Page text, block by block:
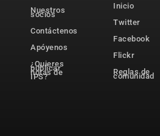
Nuestros
socios
Contáctenos
Apóyenos
¿Quieres
publicar
notas de
IPS?
Inicio
Twitter
Facebook
Flickr
Reglas de
comunidad